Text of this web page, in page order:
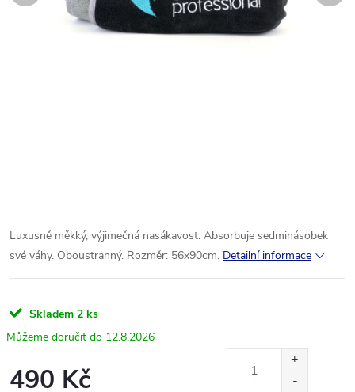
Luxusně měkký, výjimečná nasákavost. Absorbuje sedminásobek
své váhy. Oboustranný. Rozměr: 56x90cm. Detailní informace
Skladem 2 ks
12.8.2026
490 Kč